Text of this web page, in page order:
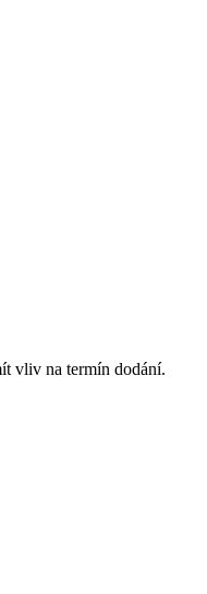
vliv na termín dodání.